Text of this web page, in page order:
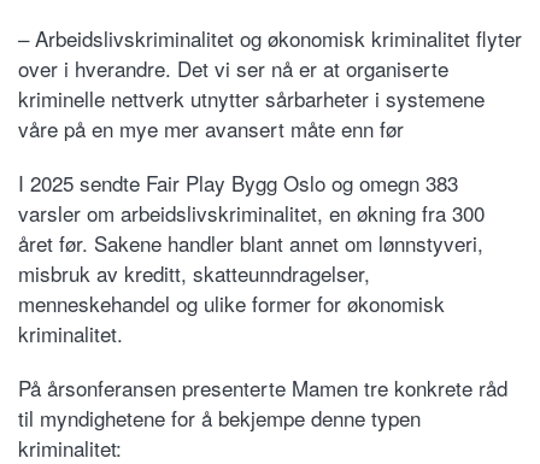
– Arbeidslivskriminalitet og økonomisk kriminalitet flyter
over i hverandre. Det vi ser nå er at organiserte
kriminelle nettverk utnytter sårbarheter i systemene
våre på en mye mer avansert måte enn før
I 2025 sendte Fair Play Bygg Oslo og omegn 383
varsler om arbeidslivskriminalitet, en økning fra 300
året før. Sakene handler blant annet om lønnstyveri,
misbruk av kreditt, skatteunndragelser,
menneskehandel og ulike former for økonomisk
kriminalitet.
På årsonferansen presenterte Mamen tre konkrete råd
til myndighetene for å bekjempe denne typen
kriminalitet: